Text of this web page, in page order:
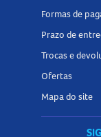
Formas de
Prazo de
Trocas e
Ofertas
Mapa do site